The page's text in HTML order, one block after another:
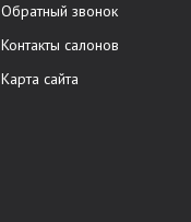
Обратный звонок
Контакты салонов
Карта сайта